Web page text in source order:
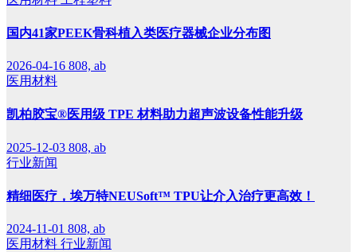
国内41家PEEK骨科植入类医疗器械企业分布图
2026-04-16 808, ab
医用材料
凯柏胶宝®医用级 TPE 材料助力超声波设备性能升级
2025-12-03 808, ab
行业新闻
精细医疗，埃万特NEUSoft™ TPU让介入治疗更高效！
2024-11-01 808, ab
医用材料 行业新闻